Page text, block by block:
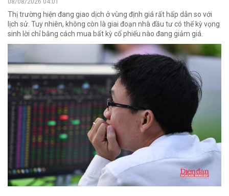
08/08/2026 04:01
Thị trường hiện đang giao dịch ở vùng định giá rất hấp dẫn so với
lịch sử. Tuy nhiên, không còn là giai đoạn nhà đầu tư có thể kỳ vọng
sinh lời chỉ bằng cách mua bất kỳ cổ phiếu nào đang giảm giá.